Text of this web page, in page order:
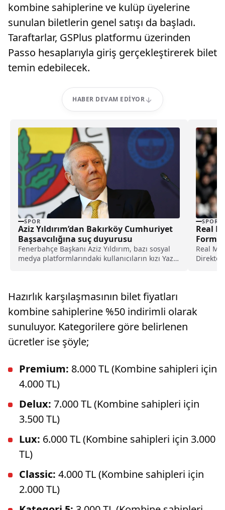
kombine sahiplerine ve kulüp üyelerine
sunulan biletlerin genel satışı da başladı.
Taraftarlar, GSPlus platformu üzerinden
Passo hesaplarıyla giriş gerçekleştirerek bilet
temin edebilecek.
HABER DEVAM EDIYOR
SPOR
Aziz Yıldırım’dan Bakırköy Cumhuriyet
Başsavcılığına suç duyurusu
Fenerbahçe Başkanı Aziz Yıldırım, bazı sosyal
medya platformlarındaki kullanıcıların kızı Yaz
SPOR
Real
Forma
Real
Direktör
Hazırlık karşılaşmasının bilet fiyatları
kombine sahiplerine %50 indirimli olarak
sunuluyor. Kategorilere göre belirlenen
ücretler ise şöyle;
Premium: 8.000 TL (Kombine sahipleri için
4.000 TL)
Delux: 7.000 TL (Kombine sahipleri için
3.500 TL)
Lux: 6.000 TL (Kombine sahipleri için 3.000
TL)
Classic: 4.000 TL (Kombine sahipleri için
2.000 TL)